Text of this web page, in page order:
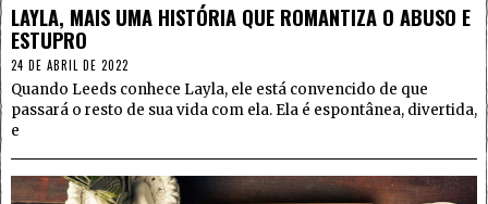
LAYLA, MAIS UMA HISTÓRIA QUE ROMANTIZA O ABUSO E
ESTUPRO
24 DE ABRIL DE 2022
Quando Leeds conhece Layla, ele está convencido de que
passará o resto de sua vida com ela. Ela é espontânea, divertida,
e